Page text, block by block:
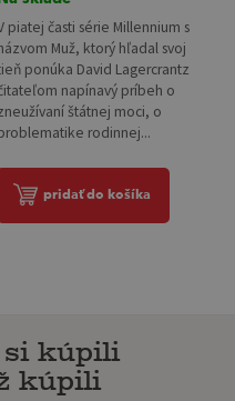
piatej časti série Millennium s
Muž, ktorý hľadal svoj
ponúka David Lagercrantz
napínavý príbeh o
štátnej moci, o
rodinnej...
pridať do košíka
si kúpili
kúpili